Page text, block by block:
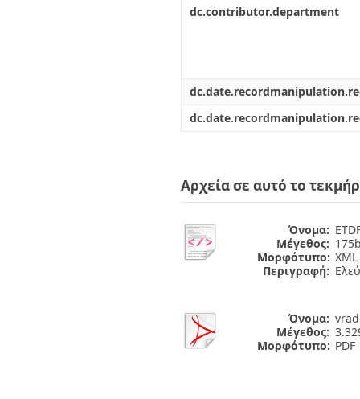
dc.contributor.department
Αρχεία σε αυτό το
Όνομα:
Μέγεθος:
Μορφότυπο: XML
Περιγραφή:
Όνομα:
Μέγεθος:
Μορφότυπο: PDF